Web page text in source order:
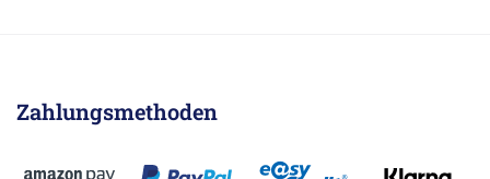
Zahlungsmethoden